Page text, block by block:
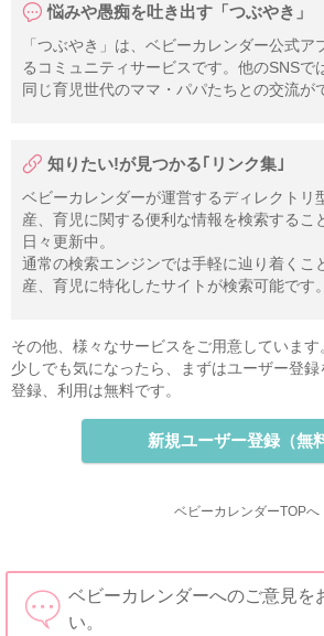
悩みや愚痴を吐き出す「つぶやき」
「つぶやき」は、ベビーカレンダー公式ア
るコミュニティサービスです。他のSNSで
同じ育児世代のママ・パパたちとの交流が
知りたい!が見つかる｢リンク集｣
ベビーカレンダーが運営するディレクトリ
産、育児に関する便利な情報を検索するこ
日々更新中。
通常の検索エンジンでは手軽に辿り着くこ
産、育児に特化したサイトが検索可能です。
その他、様々なサービスをご用意しています
少しでも気になったら、まずはユーザー登録
登録、利用は無料です。
新規ユーザー登録（無
ベビーカレンダーTOPへ
ベビーカレンダーへのご意見を
い。